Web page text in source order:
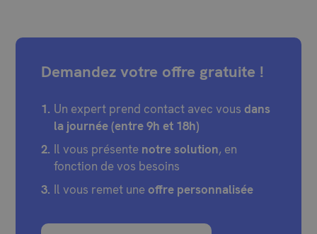
Demandez votre offre gratuite !
Un expert prend contact avec vous dans
la journée (entre 9h et 18h)
Il vous présente notre solution, en
fonction de vos besoins
Il vous remet une offre personnalisée